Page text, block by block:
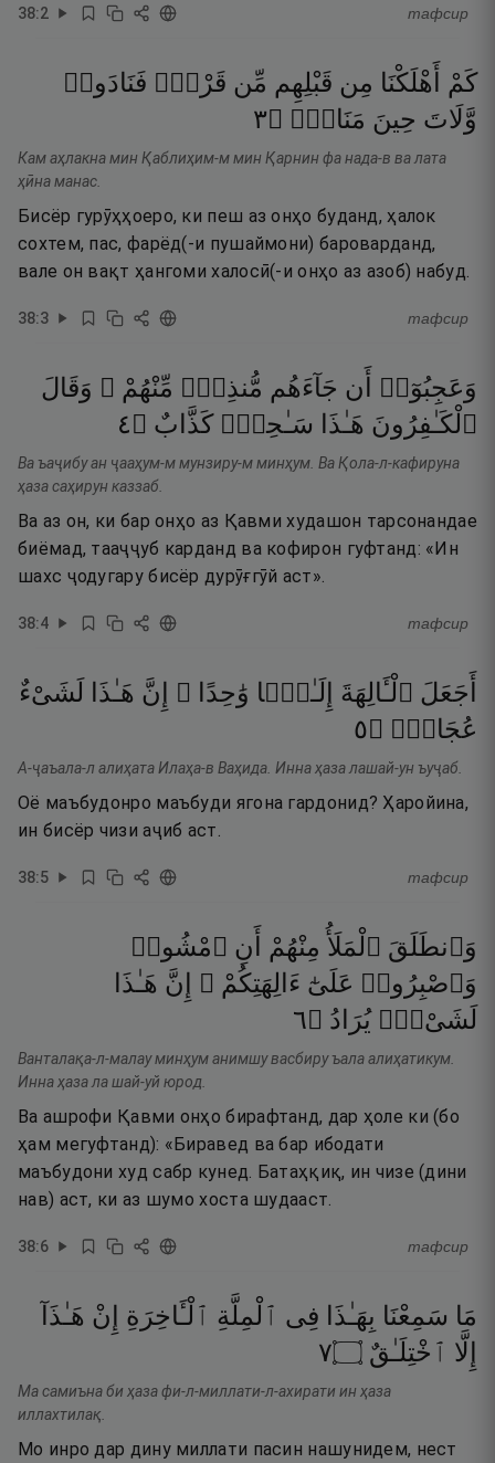
38:2 тафсир
كَمْ أَهْلَكْنَا مِن قَبْلِهِم مِّن قَرْنٍۢ فَنَادَوا۟
وَّلَاتَ حِينَ مَنَاصٍۢ ۝٣
Кам аҳлакна мин Қаблиҳим-м мин Қарнин фа нада-в ва лата
ҳӣна манас.
Бисёр гурӯҳҳоеро, ки пеш аз онҳо буданд, ҳалок
сохтем, пас, фарёд(-и пушаймони) бароварданд,
вале он вақт ҳангоми халосӣ(-и онҳо аз азоб) набуд.
38:3 тафсир
وَعَجِبُوٓا۟ أَن جَآءَهُم مُّنذِرٌۭ مِّنْهُمْ ۖ وَقَالَ
ٱلْكَـٰفِرُونَ هَـٰذَا سَـٰحِرٌۭ كَذَّابٌ ۝٤
Ва ъаҷибу ан ҷааҳум-м мунзиру-м минҳум. Ва Қола-л-кафируна
ҳаза саҳирун каззаб.
Ва аз он, ки бар онҳо аз Қавми худашон тарсонандае
биёмад, тааҷҷуб карданд ва кофирон гуфтанд: «Ин
шахс ҷодугару бисёр дурӯғгӯй аст».
38:4 тафсир
أَجَعَلَ ٱلْـَٔالِهَةَ إِلَـٰهًۭا وَٰحِدًا ۖ إِنَّ هَـٰذَا
لَشَىْءٌ
عُجَابٌۭ ۝٥
А-ҷаъала-л алиҳата Илаҳа-в Ваҳида. Инна ҳаза лашай-ун ъуҷаб.
Оё маъбудонро маъбуди ягона гардонид? Ҳаройина,
ин бисёр чизи аҷиб аст.
38:5 тафсир
وَٱنطَلَقَ ٱلْمَلَأُ مِنْهُمْ أَنِ ٱمْشُوا۟
وَٱصْبِرُوا۟ عَلَىٰٓ ءَالِهَتِكُمْ ۖ إِنَّ هَـٰذَا
لَشَىْءٌۭ يُرَادُ ۝٦
Ванталақа-л-малау минҳум анимшу васбиру ъала алиҳатикум.
Инна ҳаза ла шай-уй юрод.
Ва ашрофи Қавми онҳо бирафтанд, дар ҳоле ки (бо
ҳам мегуфтанд): «Биравед ва бар ибодати
маъбудони худ сабр кунед. Батаҳқиқ, ин чизе (дини
нав) аст, ки аз шумо хоста шудааст.
38:6 тафсир
مَا سَمِعْنَا بِهَـٰذَا فِى ٱلْمِلَّةِ ٱلْـَٔاخِرَةِ إِنْ هَـٰذَآ
إِلَّا ٱخْتِلَـٰقٌ ۝٧
Ма самиъна би ҳаза фи-л-миллати-л-ахирати ин ҳаза
иллахтилақ.
Мо инро дар дину миллати пасин нашунидем, нест